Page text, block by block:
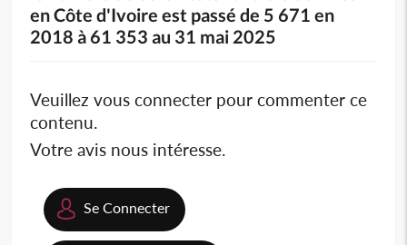
en Côte d'Ivoire est passé de 5 671 en
2018 à 61 353 au 31 mai 2025
Veuillez vous connecter pour commenter ce
contenu.
Votre avis nous intéresse.
Se Connecter